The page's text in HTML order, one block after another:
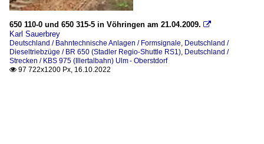
650 110-0 und 650 315-5 in Vöhringen am 21.04.2009. 
Karl Sauerbrey
Deutschland / Bahntechnische Anlagen / Formsignale, Deutschland /
Dieseltriebzüge / BR 650 (Stadler Regio-Shuttle RS1), Deutschland /
Strecken / KBS 975 (Illertalbahn) Ulm - Oberstdorf
 97 722x1200 Px, 16.10.2022